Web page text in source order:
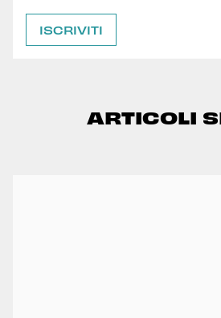
ARTICOLI